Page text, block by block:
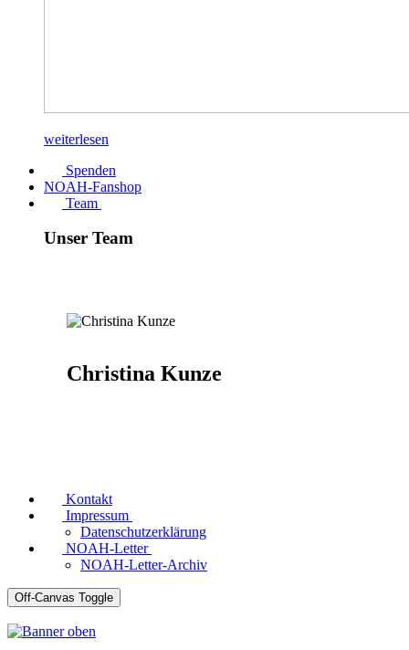
weiterlesen
Spenden
NOAH-Fanshop
Team
Unser Team
Christina Kunze
Kontakt
Impressum
Datenschutzerklärung
NOAH-Letter
NOAH-Letter-Archiv
Off-Canvas Toggle